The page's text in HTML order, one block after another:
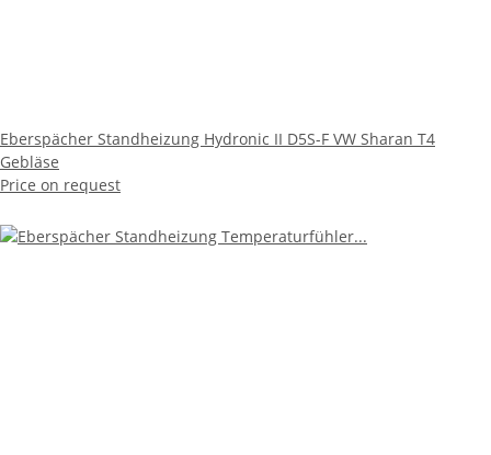
Eberspächer Standheizung Hydronic II D5S-F VW Sharan T4
Gebläse
Price on request